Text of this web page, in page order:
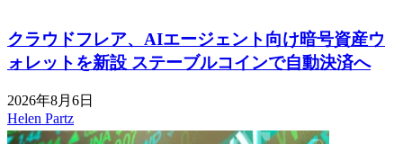
クラウドフレア、AIエージェント向け暗号資産ウ
ォレットを新設 ステーブルコインで自動決済へ
2026年8月6日
Helen Partz